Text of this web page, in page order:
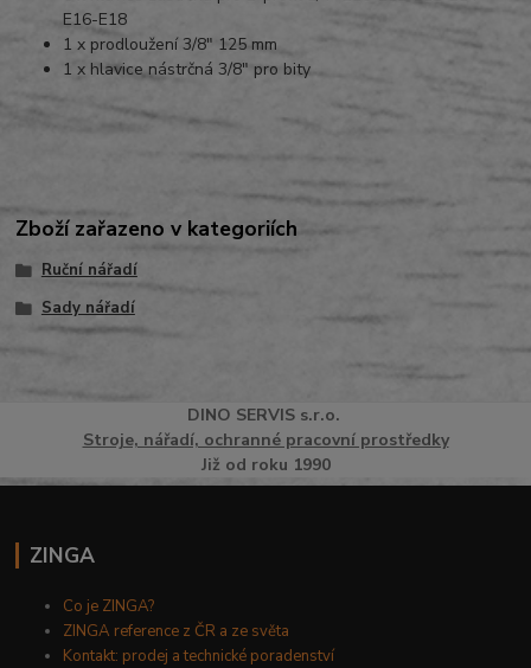
E16-E18
1 x prodloužení 3/8" 125 mm
1 x hlavice nástrčná 3/8" pro bity
Zboží zařazeno v kategoriích
Ruční nářadí
Sady nářadí
DINO SERVISs.r.o.
Stroje, nářadí, ochranné pracovní prostředky
Již od roku 1990
ZINGA
Co je ZINGA?
ZINGA reference z ČR a ze světa
Kontakt: prodej a technické poradenství